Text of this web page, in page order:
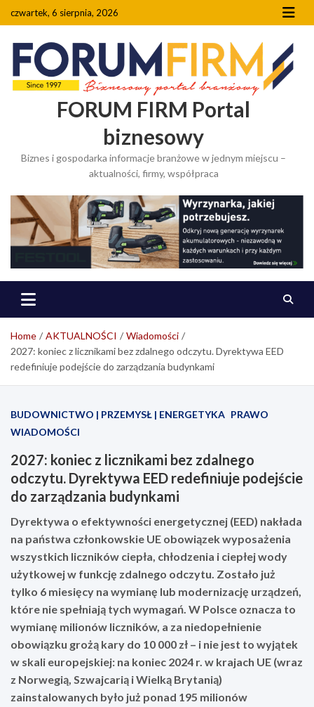
czwartek, 6 sierpnia, 2026
FORUM FIRM Portal
biznesowy
Biznes i gospodarka informacje branżowe w jednym miejscu –
aktualności, firmy, współpraca
Home AKTUALNOŚCI
Wiadomości
2027: koniec z licznikami bez zdalnego odczytu. Dyrektywa EED
redefiniuje podejście do zarządzania budynkami
BUDOWNICTWO | PRZEMYSŁ | ENERGETYKA PRAWO
WIADOMOŚCI
2027: koniec z licznikami bez zdalnego
odczytu. Dyrektywa EED redefiniuje podejście
do zarządzania budynkami
Dyrektywa o efektywności energetycznej (EED) nakłada
na państwa członkowskie UE obowiązek wyposażenia
wszystkich liczników ciepła, chłodzenia i ciepłej wody
użytkowej w funkcję zdalnego odczytu. Zostało już
tylko 6 miesięcy na wymianę lub modernizację urządzeń,
które nie spełniają tych wymagań. W Polsce oznacza to
wymianę milionów liczników, a za niedopełnienie
obowiązku grożą kary do 10 000 zł – i nie jest to wyjątek
w skali europejskiej: na koniec 2024 r. w krajach UE (wraz
z Norwegią, Szwajcarią i Wielką Brytanią)
zainstalowanych było już ponad 195 milionów